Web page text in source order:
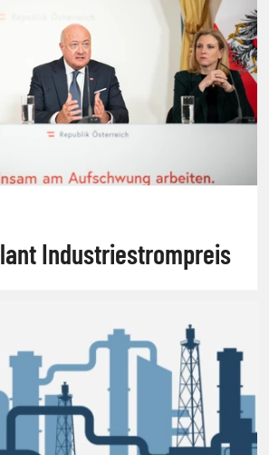
Industriestrompreis